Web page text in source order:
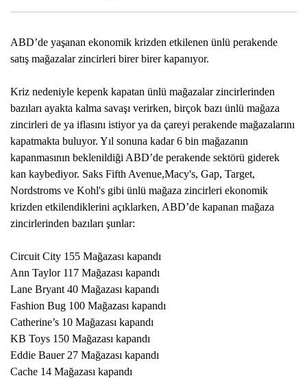
ABD’de yaşanan ekonomik krizden etkilenen ünlü perakende
satış mağazalar zincirleri birer birer kapanıyor.
Kriz nedeniyle kepenk kapatan ünlü mağazalar zincirlerinden
bazıları ayakta kalma savaşı verirken, birçok bazı ünlü mağaza
zincirleri de ya iflasını istiyor ya da çareyi perakende mağazalarını
kapatmakta buluyor. Yıl sonuna kadar 6 bin mağazanın
kapanmasının beklenildiği ABD’de perakende sektörü giderek
kan kaybediyor. Saks Fifth Avenue,Macy's, Gap, Target,
Nordstroms ve Kohl's gibi ünlü mağaza zincirleri ekonomik
krizden etkilendiklerini açıklarken, ABD’de kapanan mağaza
zincirlerinden bazıları şunlar:
Circuit City 155 Mağazası kapandı
Ann Taylor 117 Mağazası kapandı
Lane Bryant 40 Mağazası kapandı
Fashion Bug 100 Mağazası kapandı
Catherine’s 10 Mağazası kapandı
KB Toys 150 Mağazası kapandı
Eddie Bauer 27 Mağazası kapandı
Cache 14 Mağazası kapandı